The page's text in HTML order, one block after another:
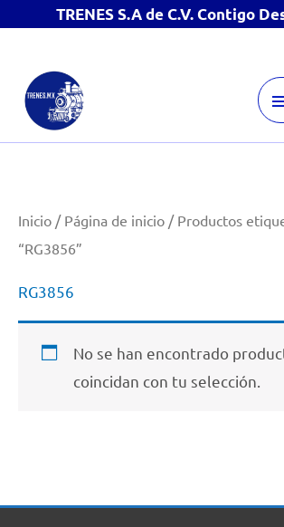
TRENES S.A de C.V. Contigo
contenido
Inicio / Página de inicio / Productos
“RG3856”
RG3856
No se han encontrado
coincidan con tu selección.